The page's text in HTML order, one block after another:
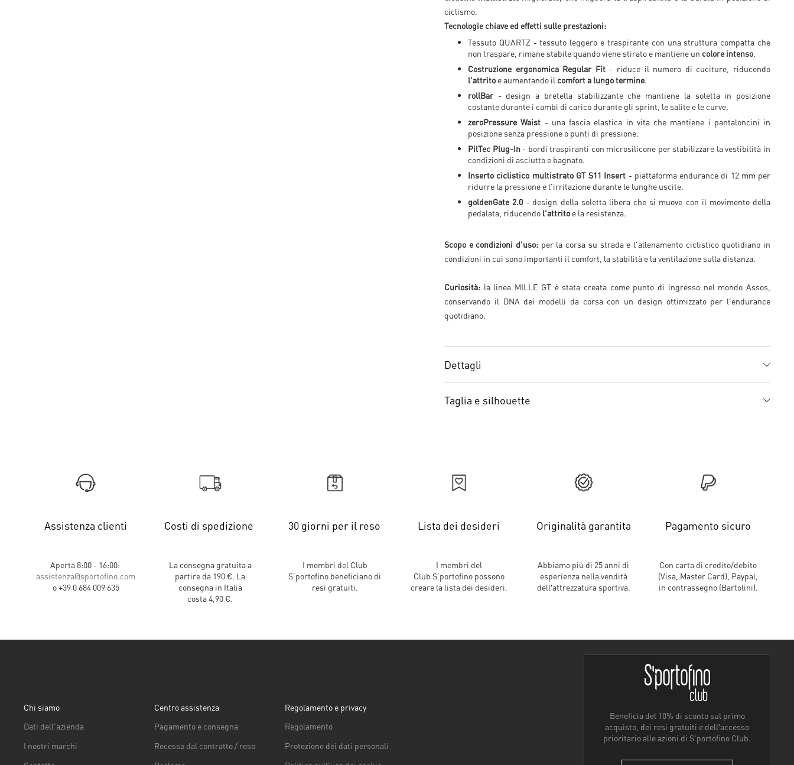
ciclismo.
Tecnologie chiave ed effetti sulle prestazioni:
Tessuto QUARTZ - tessuto leggero e traspirante con una struttura compatta che
non traspare, rimane stabile quando viene stirato e mantiene un colore intenso.
Costruzione ergonomica Regular Fit- riduce il numero di cuciture, riducendo
l'attrito e aumentando il comfort a lungo termine.
rollBar- design a bretella stabilizzante che mantiene la soletta in posizione
costante durante i cambi di carico durante gli sprint, le salite e le curve.
zeroPressure Waist - una fascia elastica in vita che mantiene i pantaloncini in
posizione senza pressione o punti di pressione.
PilTec Plug-In- bordi traspiranti con microsilicone per stabilizzare la vestibilità in
condizioni di asciutto e bagnato.
Inserto ciclistico multistrato GT S11 Insert - piattaforma endurance di 12 mm per
ridurre la pressione e l'irritazione durante le lunghe uscite.
goldenGate 2.0 - design della soletta libera che si muove con il movimento della
pedalata, riducendo l'attrito e la resistenza.
Scopo e condizioni d'uso: per la corsa su strada e l'allenamento ciclistico quotidiano in
condizioni in cui sono importanti il comfort, la stabilità e la ventilazione sulla distanza.
Curiosità: la linea MILLE GT è stata creata come punto di ingresso nel mondo Assos,
conservando il DNA dei modelli da corsa con un design ottimizzato per l'endurance
quotidiano.
Dettagli
Taglia e silhouette
Assistenza clienti
Aperta 8:00 - 16:00:
assistenza@sportofino.com
o +39 0 684 009 635
Costi di spedizione
La consegna gratuita a
partire da 190 €. La
consegna in Italia
costa 4,90 €.
30 giorni per il reso
I membri del Club
S’portofino beneficiano di
resi gratuiti.
Lista dei desideri
I membri del
Club S’portofino possono
creare la lista dei desideri.
Originalità garantita
Abbiamo più di 25 anni di
esperienza nella vendità
dell′attrezzatura sportiva.
Pagamento sicuro
Con carta di credito/debito
(Visa, Master Card), Paypal,
in contrassegno (Bartolini).
Beneficia del 10% di sconto sul primo
acquisto, dei resi gratuiti e dell′accesso
prioritario alle azioni di S'portofino Club.
Chi siamo
Dati dell'azienda
I nostri marchi
Centro assistenza
Pagamento e consegna
Recesso dal contratto / reso
Regolamento e privacy
Regolamento
Protezione dei dati personali